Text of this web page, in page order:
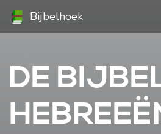
Bijbelhoek
DE